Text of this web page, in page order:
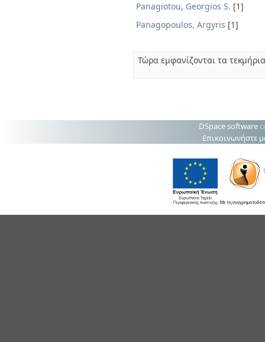
Panagiotou, Georgios S. [1]
Panagopoulos, Argyris [1]
Τώρα εμφανίζονται τα
DSpace software
Επικοινωνήστε